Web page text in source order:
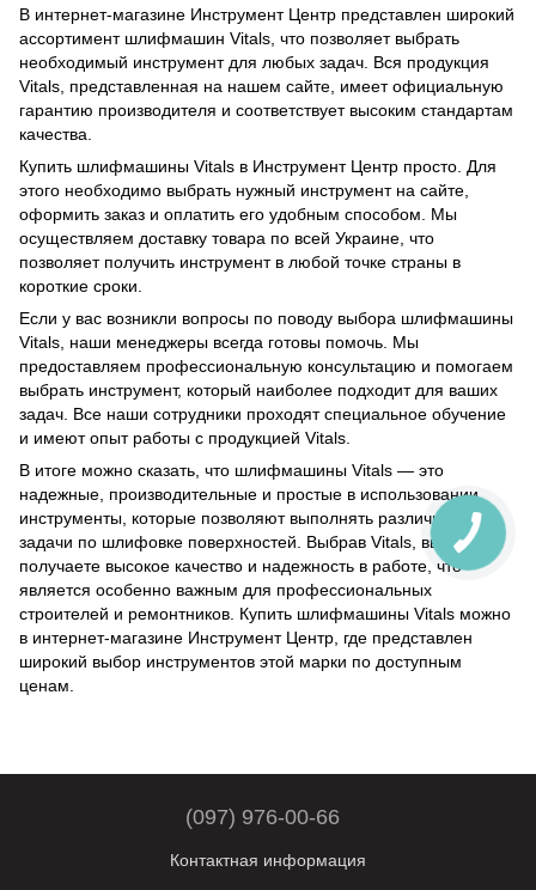
В интернет-магазине Инструмент Центр представлен широкий
ассортимент шлифмашин Vitals, что позволяет выбрать
необходимый инструмент для любых задач. Вся продукция
Vitals, представленная на нашем сайте, имеет официальную
гарантию производителя и соответствует высоким стандартам
качества.
Купить шлифмашины Vitals в Инструмент Центр просто. Для
этого необходимо выбрать нужный инструмент на сайте,
оформить заказ и оплатить его удобным способом. Мы
осуществляем доставку товара по всей Украине, что
позволяет получить инструмент в любой точке страны в
короткие сроки.
Если у вас возникли вопросы по поводу выбора шлифмашины
Vitals, наши менеджеры всегда готовы помочь. Мы
предоставляем профессиональную консультацию и помогаем
выбрать инструмент, который наиболее подходит для ваших
задач. Все наши сотрудники проходят специальное обучение
и имеют опыт работы с продукцией Vitals.
В итоге можно сказать, что шлифмашины Vitals — это
надежные, производительные и простые в использовании
инструменты, которые позволяют выполнять различные
задачи по шлифовке поверхностей. Выбрав Vitals, вы
получаете высокое качество и надежность в работе, что
является особенно важным для профессиональных
строителей и ремонтников. Купить шлифмашины Vitals можно
в интернет-магазине Инструмент Центр, где представлен
широкий выбор инструментов этой марки по доступным
ценам.
(097) 976-00-66
Контактная информация